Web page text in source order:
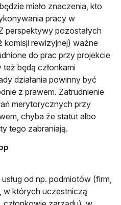
miało znaczenia, kto
pracy w
perspektywy pozostałych
komisji rewizyjnej) ważne
do prac przy projekcie
będą członkami
działania powinny być
z prawem. Zatrudnienie
merytorycznych przy
chyba że statut albo
tego zabraniają.
od np. podmiotów (firm,
w których uczestniczą